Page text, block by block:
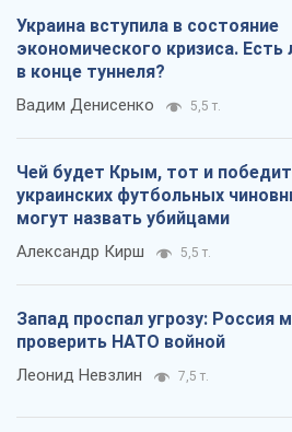
Украина вступила в состояние
экономического кризиса. Есть
в конце туннеля?
Вадим Денисенко 5,5 т.
Чей будет Крым, тот и
украинских футбольных
могут назвать убийцами
Александр Кирш 5,5 т.
Запад проспал угрозу: Россия
проверить НАТО войной
Леонид Невзлин 7,5 т.